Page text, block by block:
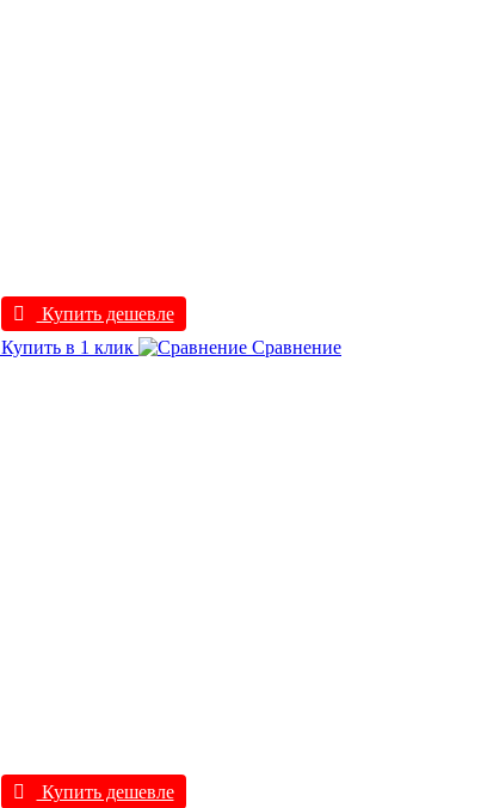
Купить дешевле
Купить в 1 клик
Сравнение
Купить дешевле